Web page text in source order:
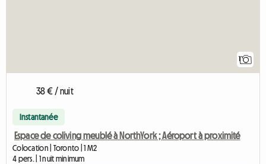
38 € / nuit
Instantanée
Espace de coliving meublé à NorthYork ; Aéroport à proximité
Colocation | Toronto | 1 M2
4 pers. | 1 nuit minimum